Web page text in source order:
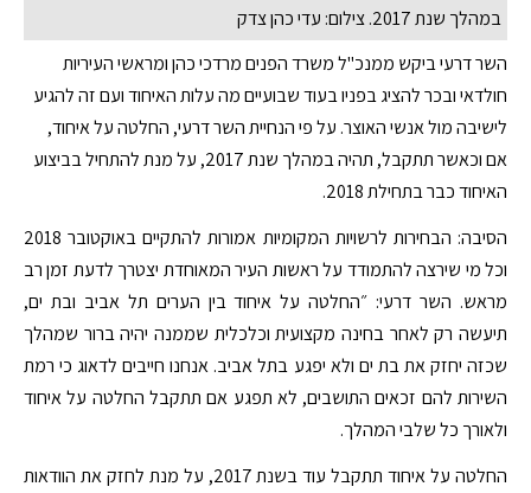
במהלך שנת 2017. צילום: עדי כהן צדק
השר דרעי ביקש ממנכ"ל משרד הפנים מרדכי כהן ומראשי העיריות
חולדאי ובכר להציג בפניו בעוד שבועיים מה עלות האיחוד ועם זה להגיע
לישיבה מול אנשי האוצר. על פי הנחיית השר דרעי, החלטה על איחוד,
אם וכאשר תתקבל, תהיה במהלך שנת 2017, על מנת להתחיל בביצוע
האיחוד כבר בתחילת 2018.
הסיבה: הבחירות לרשויות המקומיות אמורות להתקיים באוקטובר 2018
וכל מי שירצה להתמודד על ראשות העיר המאוחדת יצטרך לדעת זמן רב
מראש. השר דרעי: ״החלטה על איחוד בין הערים תל אביב ובת ים,
תיעשה רק לאחר בחינה מקצועית וכלכלית שממנה יהיה ברור שמהלך
שכזה יחזק את בת ים ולא יפגע בתל אביב. אנחנו חייבים לדאוג כי רמת
השירות להם זכאים התושבים, לא תפגע אם תתקבל החלטה על איחוד
ולאורך כל שלבי המהלך.
החלטה על איחוד תתקבל עוד בשנת 2017, על מנת לחזק את הוודאות